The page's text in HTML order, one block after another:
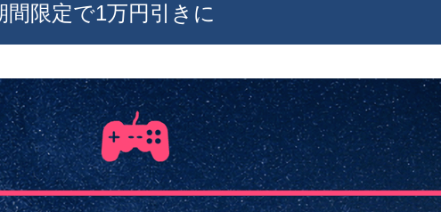
間限定で1万円引きに